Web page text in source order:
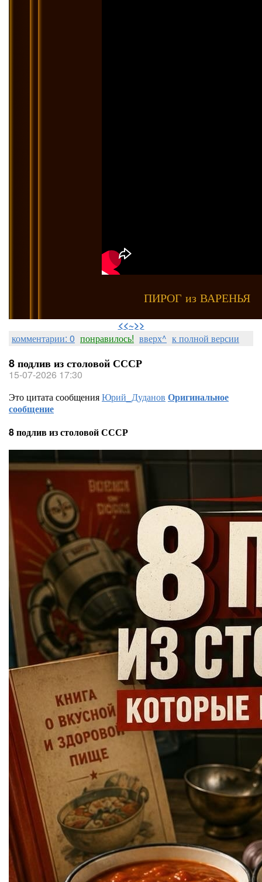
ПИРОГ из ВАРЕНЬЯ
<<~>>
комментарии: 0 понравилось! вверх^ к полной версии
8 подлив из столовой СССР
15-07-2026 17:30
Это цитата сообщенияЮрий_Дуданов Оригинальное
сообщение
8 подлив из столовой СССР